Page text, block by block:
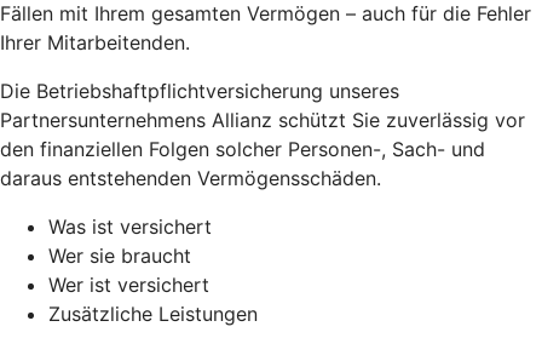
Fällen mit Ihrem gesamten Vermögen – auch für die Fehler
Ihrer Mitarbeitenden.
Die Betriebshaftpflichtversicherung unseres
Partnersunternehmens Allianz schützt Sie zuverlässig vor
den finanziellen Folgen solcher Personen-, Sach- und
daraus entstehenden Vermögensschäden.
Was ist versichert
Wer sie braucht
Wer ist versichert
Zusätzliche Leistungen